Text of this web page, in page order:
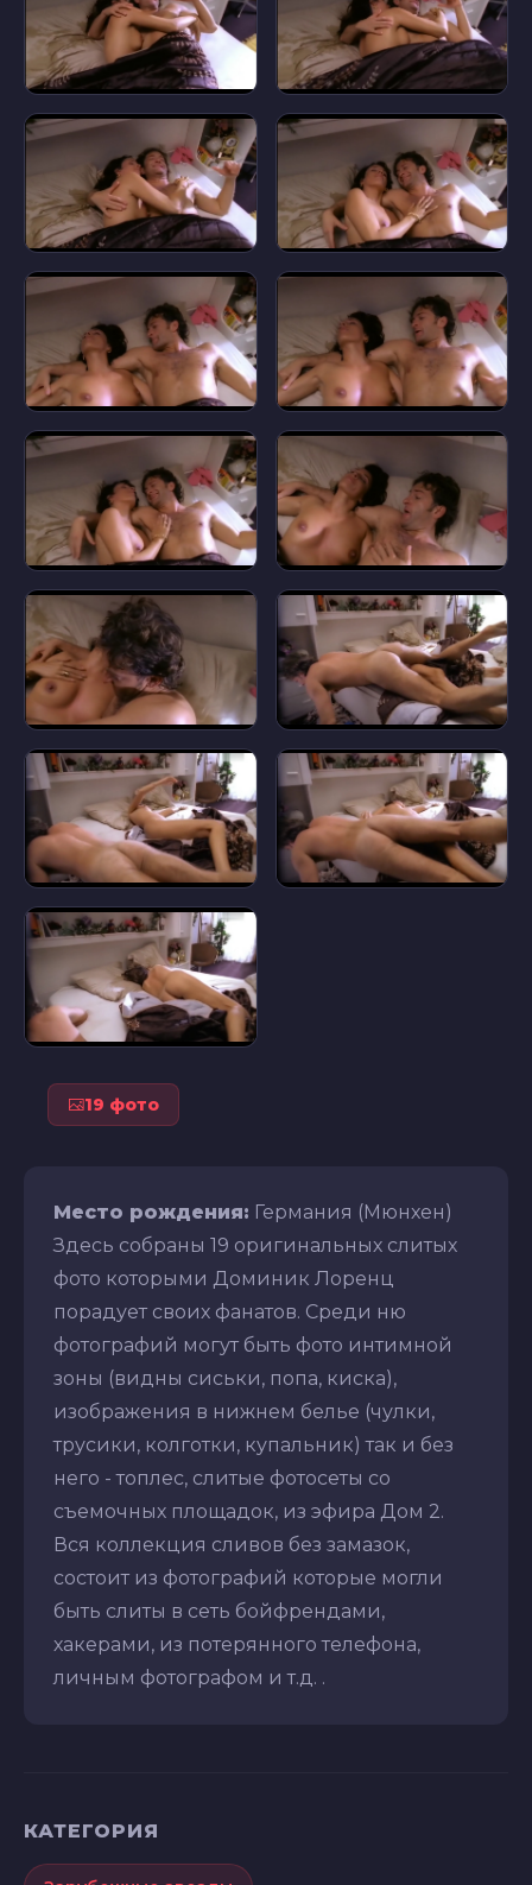
19 фото
Место рождения: Германия (Мюнхен)
Здесь собраны 19 оригинальных слитых
фото которыми Доминик Лоренц
порадует своих фанатов. Среди ню
фотографий могут быть фото интимной
зоны (видны сиськи, попа, киска),
изображения в нижнем белье (чулки,
трусики, колготки, купальник) так и без
него - топлес, слитые фотосеты со
съемочных площадок, из эфира Дом 2.
Вся коллекция сливов без замазок,
состоит из фотографий которые могли
быть слиты в сеть бойфрендами,
хакерами, из потерянного телефона,
личным фотографом и т.д. .
КАТЕГОРИЯ